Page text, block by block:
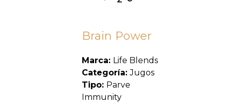
Brain Power
Marca: Life Blends
Categoría:Jugos
Tipo: Parve
Immunity